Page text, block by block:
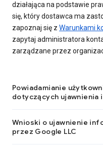
działająca na podstawie
się, który dostawca ma
zapoznaj się z Warunkami
zapytaj administratora
zarządzane przez
Powiadamianie
dotyczących ujawnienia
Wnioski o ujawnienie
przez Google LLC